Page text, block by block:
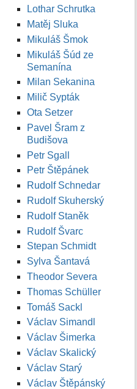
Lothar Schrutka
Matěj Sluka
Mikuláš Šmok
Mikuláš Šúd ze
Semanína
Milan Sekanina
Milič Sypták
Ota Setzer
Pavel Šram z
Budišova
Petr Sgall
Petr Štěpánek
Rudolf Schnedar
Rudolf Skuherský
Rudolf Staněk
Rudolf Švarc
Stepan Schmidt
Sylva Šantavá
Theodor Severa
Thomas Schüller
Tomáš Sackl
Václav Simandl
Václav Šimerka
Václav Skalický
Václav Starý
Václav Štěpánský